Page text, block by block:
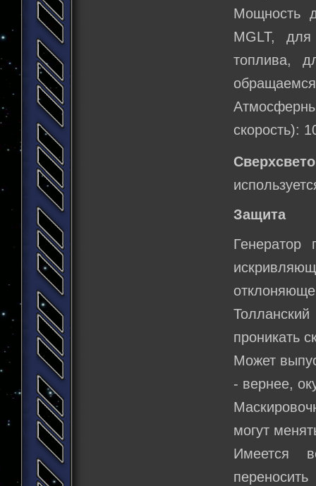
Мощность
MGLT,
топлива,
скорость):
Защита
проникать
Может
- вернее,
могут
Имеется